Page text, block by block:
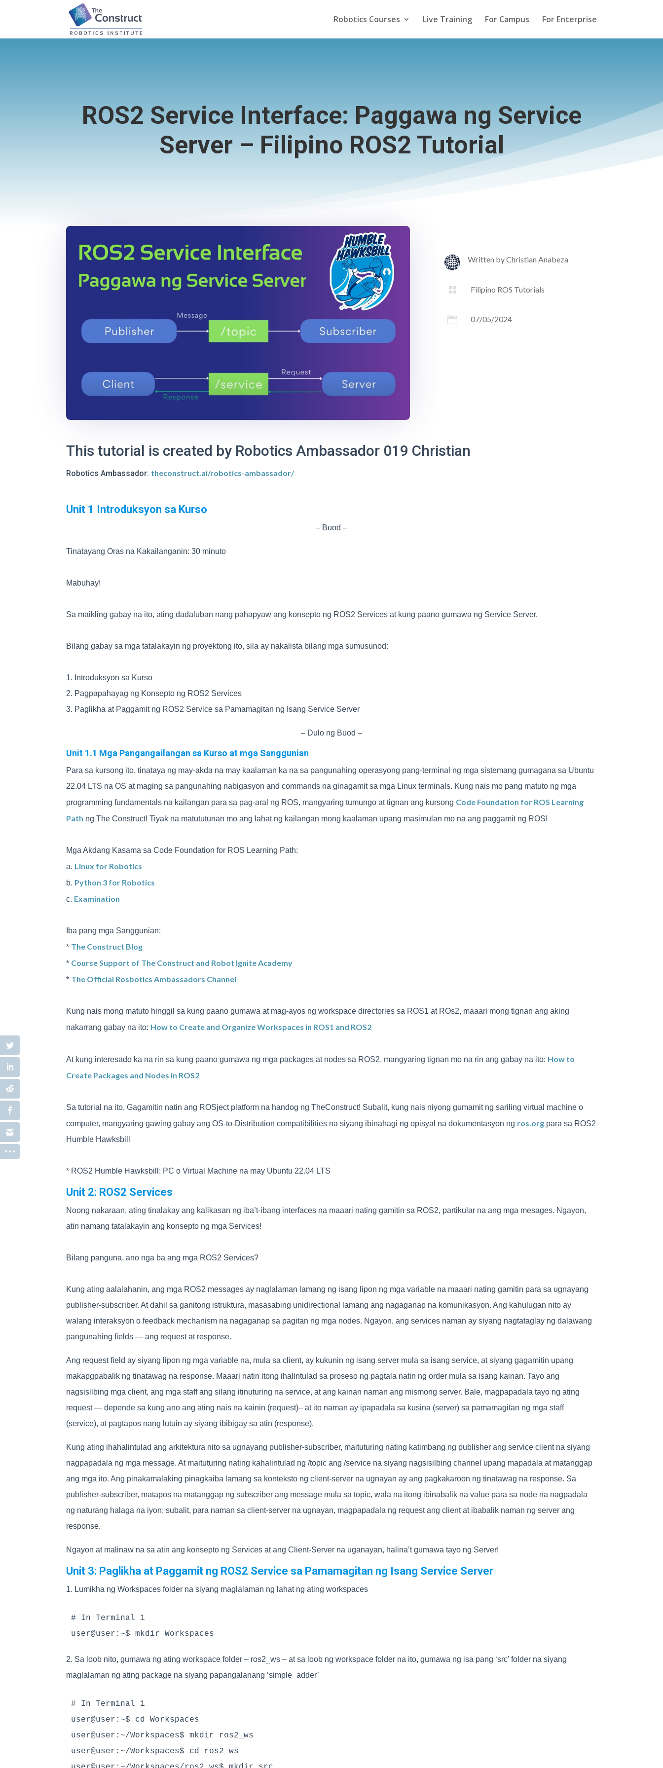
Robotics Courses Live Training For Campus For Enterprise
ROS2 Service Interface: Paggawa ng Service
Server – Filipino ROS2 Tutorial
Written byChristian Anabeza
 Filipino ROS Tutorials
 07/05/2024
This tutorial is created by Robotics Ambassador 019 Christian
Robotics Ambassador: theconstruct.ai/robotics-ambassador/
Unit 1 Introduksyon sa Kurso
– Buod –
Tinatayang Oras na Kakailanganin: 30 minuto
Mabuhay!
Sa maikling gabay na ito, ating dadaluban nang pahapyaw ang konsepto ng ROS2 Services at kung paano gumawa ng Service Server.
Bilang gabay sa mga tatalakayin ng proyektong ito, sila ay nakalista bilang mga sumusunod:
1. Introduksyon sa Kurso
2. Pagpapahayag ng Konsepto ng ROS2 Services
3. Paglikha at Paggamit ng ROS2 Service sa Pamamagitan ng Isang Service Server
– Dulo ng Buod –
Unit 1.1 Mga Pangangailangan sa Kurso at mga Sanggunian
Para sa kursong ito, tinataya ng may-akda na may kaalaman ka na sa pangunahing operasyong pang-terminal ng mga sistemang gumagana sa Ubuntu
22.04 LTS na OS at maging sa pangunahing nabigasyon and commands na ginagamit sa mga Linux terminals. Kung nais mo pang matuto ng mga
programming fundamentals na kailangan para sa pag-aral ng ROS, mangyaring tumungo at tignan ang kursong Code Foundation for ROS Learning
Path ng The Construct! Tiyak na matututunan mo ang lahat ng kailangan mong kaalaman upang masimulan mo na ang paggamit ng ROS!
Mga Akdang Kasama sa Code Foundation for ROS Learning Path:
a. Linux for Robotics
b. Python 3 for Robotics
c. Examination
Iba pang mga Sanggunian:
* The Construct Blog
* Course Support of The Construct and Robot Ignite Academy
* The Official Rosbotics Ambassadors Channel
Kung nais mong matuto hinggil sa kung paano gumawa at mag-ayos ng workspace directories sa ROS1 at ROs2, maaari mong tignan ang aking
nakarrang gabay na ito: How to Create and Organize Workspaces in ROS1 and ROS2
At kung interesado ka na rin sa kung paano gumawa ng mga packages at nodes sa ROS2, mangyaring tignan mo na rin ang gabay na ito: How to
Create Packages and Nodes in ROS2
Sa tutorial na ito, Gagamitin natin ang ROSject platform na handog ng TheConstruct! Subalit, kung nais niyong gumamit ng sariling virtual machine o
computer, mangyaring gawing gabay ang OS-to-Distribution compatibilities na siyang ibinahagi ng opisyal na dokumentasyon ng ros.org para sa ROS2
Humble Hawksbill
* ROS2 Humble Hawksbill: PC o Virtual Machine na may Ubuntu 22.04 LTS
Unit 2: ROS2 Services
Noong nakaraan, ating tinalakay ang kalikasan ng iba’t-ibang interfaces na maaari nating gamitin sa ROS2, partikular na ang mga mesages. Ngayon,
atin namang tatalakayin ang konsepto ng mga Services!
Bilang panguna, ano nga ba ang mga ROS2 Services?
Kung ating aalalahanin, ang mga ROS2 messages ay naglalaman lamang ng isang lipon ng mga variable na maaari nating gamitin para sa ugnayang
publisher-subscriber. At dahil sa ganitong istruktura, masasabing unidirectional lamang ang nagaganap na komunikasyon. Ang kahulugan nito ay
walang interaksyon o feedback mechanism na nagaganap sa pagitan ng mga nodes. Ngayon, ang services naman ay siyang nagtataglay ng dalawang
pangunahing fields — ang request at response.
Ang request field ay siyang lipon ng mga variable na, mula sa client, ay kukunin ng isang server mula sa isang service, at siyang gagamitin upang
makapgpabalik ng tinatawag na response. Maaari natin itong ihalintulad sa proseso ng pagtala natin ng order mula sa isang kainan. Tayo ang
nagsisilbing mga client, ang mga staff ang silang itinuturing na service, at ang kainan naman ang mismong server. Bale, magpapadala tayo ng ating
request — depende sa kung ano ang ating nais na kainin (request)– at ito naman ay ipapadala sa kusina (server) sa pamamagitan ng mga staff
(service), at pagtapos nang lutuin ay siyang ibibigay sa atin (response).
Kung ating ihahalintulad ang arkitektura nito sa ugnayang publisher-subscriber, maituturing nating katimbang ng publisher ang service client na siyang
nagpapadala ng mga message. At maituturing nating kahalintulad ng /topic ang /service na siyang nagsisilbing channel upang mapadala at matanggap
ang mga ito. Ang pinakamalaking pinagkaiba lamang sa konteksto ng client-server na ugnayan ay ang pagkakaroon ng tinatawag na response. Sa
publisher-subscriber, matapos na matanggap ng subscriber ang message mula sa topic, wala na itong ibinabalik na value para sa node na nagpadala
ng naturang halaga na iyon; subalit, para naman sa client-server na ugnayan, magpapadala ng request ang client at ibabalik naman ng server ang
response.
Ngayon at malinaw na sa atin ang konsepto ng Services at ang Client-Server na uganayan, halina’t gumawa tayo ng Server!
Unit 3: Paglikha at Paggamit ng ROS2 Service sa Pamamagitan ng Isang Service Server
1. Lumikha ng Workspaces folder na siyang maglalaman ng lahat ng ating workspaces
# In Terminal 1
user@user:~$ mkdir Workspaces
2. Sa loob nito, gumawa ng ating workspace folder – ros2_ws – at sa loob ng workspace folder na ito, gumawa ng isa pang ‘src’ folder na siyang
maglalaman ng ating package na siyang papangalanang ‘simple_adder’
# In Terminal 1
user@user:~$ cd Workspaces
user@user:~/Workspaces$ mkdir ros2_ws
user@user:~/Workspaces$ cd ros2_ws